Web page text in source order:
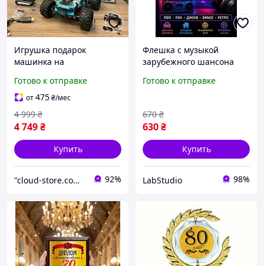
Игрушка подарок
машинка на
MAX 1:20 4WD
Автомобиль на пульте 80
км/ч Дрифт Автомобиль
Готово к отправке
от475₴/мес
4 749₴
4 999 ₴
Купить
"cloud-store.com.ua" - Интернет-магазин 92%
Флешка с музыкой
зарубежного шансона
машину или на подарок
Готово к отправке
630₴
670 ₴
Купить
LabStudio 98%